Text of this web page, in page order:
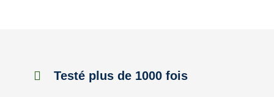
Testé plus de 1000 fois